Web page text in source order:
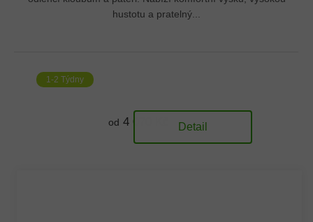
hustotu a pratelný...
1-2 Týdny
od 4 070 Kč Detail